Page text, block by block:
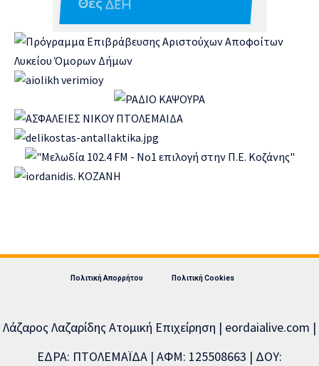
Πολιτική Απορρήτου Πολιτική Cookies
Λάζαρος Λαζαρίδης Ατομική Επιχείρηση | eordaialive.com |
ΕΔΡΑ: ΠΤΟΛΕΜΑΪΔΑ | ΑΦΜ: 125508663 | ΔΟΥ: